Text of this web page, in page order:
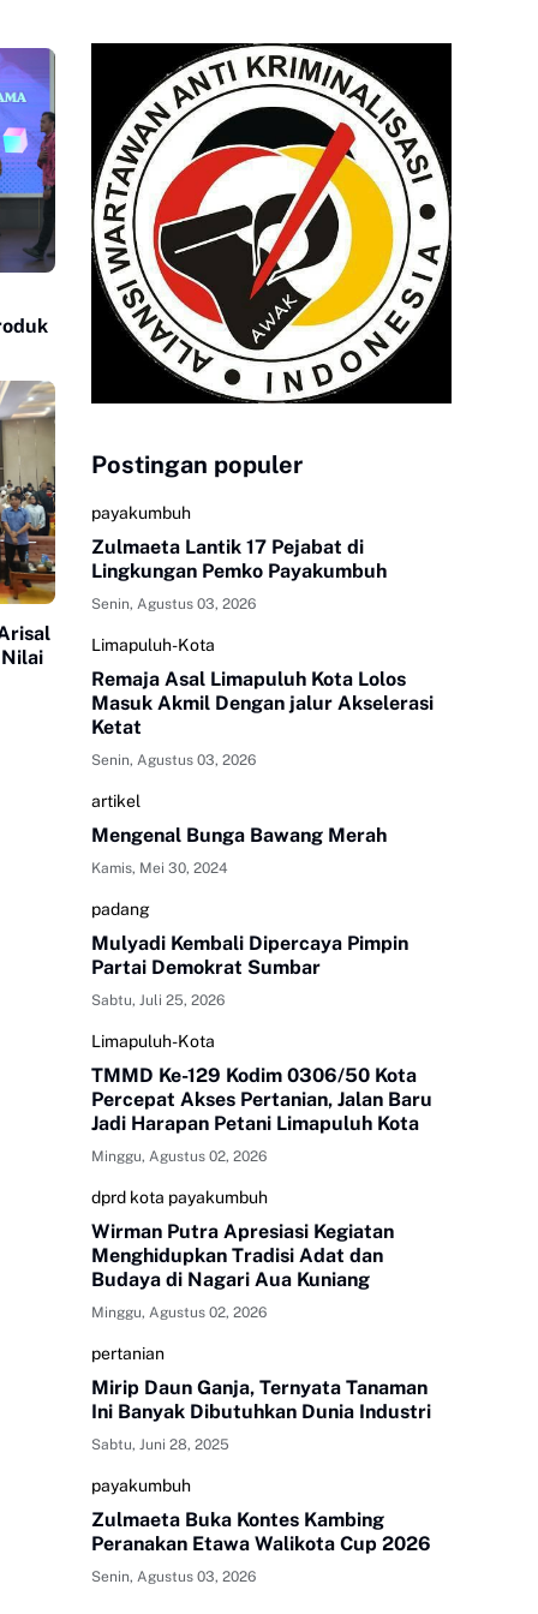
Postingan populer
payakumbuh
Zulmaeta Lantik 17 Pejabat di
Lingkungan Pemko Payakumbuh
Senin, Agustus 03, 2026
Limapuluh-Kota
Remaja Asal Limapuluh Kota Lolos
Masuk Akmil Dengan jalur Akselerasi
Ketat
Senin, Agustus 03, 2026
artikel
Mengenal Bunga Bawang Merah
Kamis, Mei 30, 2024
padang
Mulyadi Kembali Dipercaya Pimpin
Partai Demokrat Sumbar
Sabtu, Juli 25, 2026
Limapuluh-Kota
TMMD Ke-129 Kodim 0306/50 Kota
Percepat Akses Pertanian, Jalan Baru
Jadi Harapan Petani Limapuluh Kota
Minggu, Agustus 02, 2026
dprd kota payakumbuh
Wirman Putra Apresiasi Kegiatan
Menghidupkan Tradisi Adat dan
Budaya di Nagari Aua Kuniang
Minggu, Agustus 02, 2026
pertanian
Mirip Daun Ganja, Ternyata Tanaman
Ini Banyak Dibutuhkan Dunia Industri
Sabtu, Juni 28, 2025
payakumbuh
Zulmaeta Buka Kontes Kambing
Peranakan Etawa Walikota Cup 2026
Senin, Agustus 03, 2026